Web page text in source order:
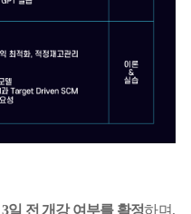
3일 전 개강 여부를 확정하며,